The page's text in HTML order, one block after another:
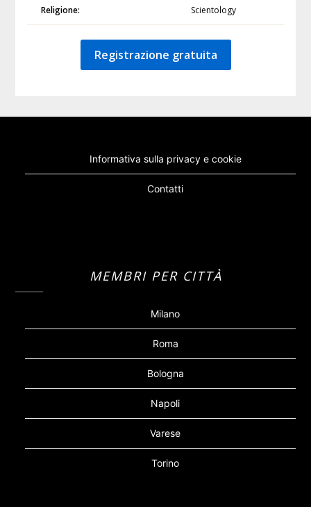
Religione: Scientology
Registrazione gratuita
Informativa sulla privacy e cookie
Contatti
MEMBRI PER CITTÀ
Milano
Roma
Bologna
Napoli
Varese
Torino